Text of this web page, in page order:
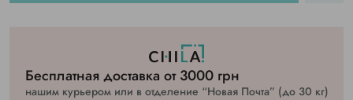
Бесплатная доставка от 3000 грн
нашим курьером или в отделение “Новая Почта” (до 30 кг)